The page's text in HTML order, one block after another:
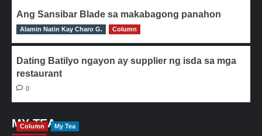
Ang Sansibar Blade sa makabagong panahon
0
Alamin Natin Kay Charo G. Column
Dating Batilyo ngayon ay supplier ng isda sa mga
restaurant
0
MY TEA
Column My Tea